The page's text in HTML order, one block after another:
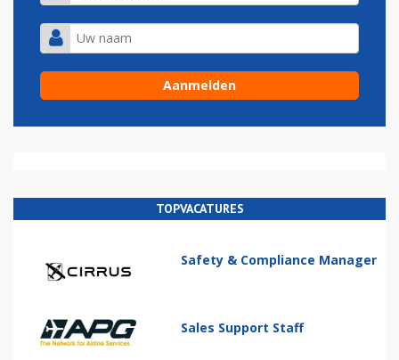
TOPVACATURES
Safety & Compliance Manager
Sales Support Staff